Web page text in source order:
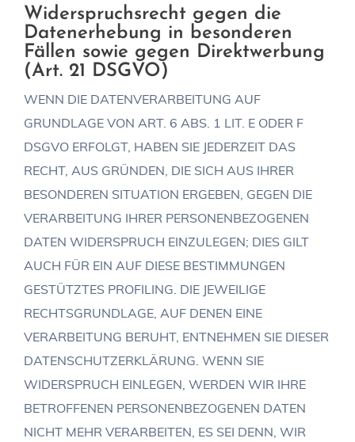
Widerspruchsrecht gegen die
Datenerhebung in besonderen
Fällen sowie gegen Direktwerbung
(Art. 21 DSGVO)
WENN DIE DATENVERARBEITUNG AUF
GRUNDLAGE VON ART. 6 ABS. 1 LIT. E ODER F
DSGVO ERFOLGT, HABEN SIE JEDERZEIT DAS
RECHT, AUS GRÜNDEN, DIE SICH AUS IHRER
BESONDEREN SITUATION ERGEBEN, GEGEN DIE
VERARBEITUNG IHRER PERSONENBEZOGENEN
DATEN WIDERSPRUCH EINZULEGEN; DIES GILT
AUCH FÜR EIN AUF DIESE BESTIMMUNGEN
GESTÜTZTES PROFILING. DIE JEWEILIGE
RECHTSGRUNDLAGE, AUF DENEN EINE
VERARBEITUNG BERUHT, ENTNEHMEN SIE DIESER
DATENSCHUTZERKLÄRUNG. WENN SIE
WIDERSPRUCH EINLEGEN, WERDEN WIR IHRE
BETROFFENEN PERSONENBEZOGENEN DATEN
NICHT MEHR VERARBEITEN, ES SEI DENN, WIR